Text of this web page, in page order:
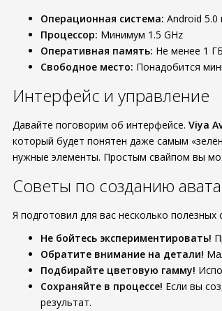
Операционная система: Android
Процессор: Минимум 1.5 GHz
Оперативная память: Не менее 1 ГБ
Свободное место: Понадобится
Интерфейс и управление
Давайте поговорим об интерфейсе. Viya
который будет понятен даже самым
нужные элементы. Простым свайпом вы
Советы по созданию
Я подготовил для вас несколько
Не бойтесь экспериментировать!
Обратите внимание на детали!
Подбирайте цветовую гамму!
Сохраняйте в процессе! Если вы
результат.